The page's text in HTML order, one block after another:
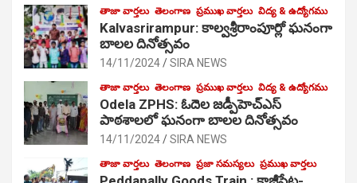
తాజా వార్తలు తెలంగాణ ప్రముఖ వార్తలు విద్య & ఉద్యోగము
Kalvasrirampur: కాల్వశ్రీరాంపూర్లో ఘనంగా
బాలల దినోత్సవం
14/11/2024 SIRA NEWS
తాజా వార్తలు తెలంగాణ ప్రముఖ వార్తలు విద్య & ఉద్యోగము
Odela ZPHS: ఓదెల జ‌డ్పీహెచ్ఎస్
పాఠ‌శాల‌లో ఘనంగా బాలల దినోత్సవం
14/11/2024 SIRA NEWS
తాజా వార్తలు తెలంగాణ ప్రజా సమస్యలు ప్రముఖ వార్తలు